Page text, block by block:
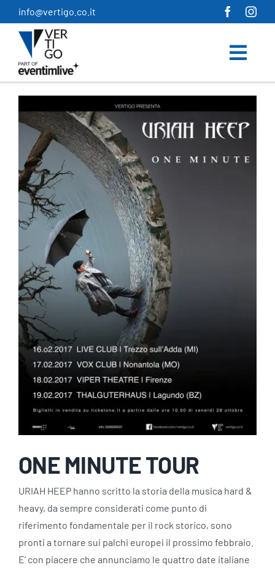
Salta
al
contenuto
info@vertigo.co.it
ONE MINUTE TOUR
URIAH HEEP hanno scritto la storia della musica hard &
heavy, da sempre considerati come punto di
riferimento fondamentale per il rock storico, sono
pronti a tornare sui palchi europei il prossimo febbraio.
E’ con piacere che annunciamo le quattro date italiane